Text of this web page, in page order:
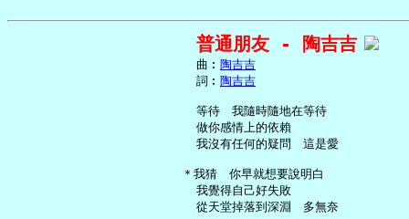
普通朋友 - 陶吉吉
     曲︰
陶吉吉
     詞︰
陶吉吉
     等待　我隨時隨地在等待
     做你感情上的依賴
     我沒有任何的疑問　這是愛
   ＊我猜　你早就想要說明白
     我覺得自己好失敗
     從天堂掉落到深淵　多無奈